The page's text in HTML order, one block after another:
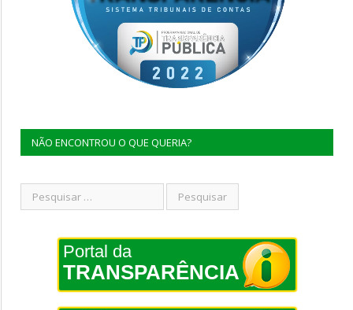
NÃO ENCONTROU O QUE QUERIA?
Portal da
TRANSPARÊNCIA